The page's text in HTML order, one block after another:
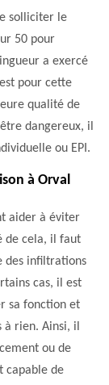
solliciter le
50 pour
a exercé
pour cette
qualité de
dangereux, il
ou EPI.
à Orval
aider à éviter
de cela, il faut
des infiltrations
cas, il est
sa fonction et
rien. Ainsi, il
ou de
capable de